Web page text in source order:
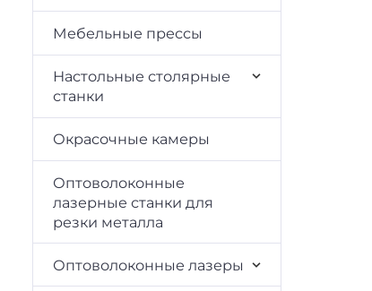
Мебельные прессы
Настольные столярные
станки
Окрасочные камеры
Оптоволоконные
лазерные станки для
резки металла
Оптоволоконные лазеры